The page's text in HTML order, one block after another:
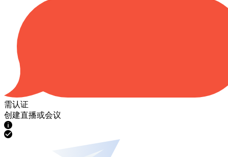
需认证
创建直播或会议